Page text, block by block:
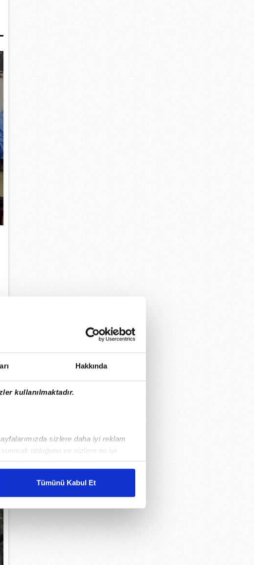
Hakkında
kullanılmaktadır.
sizlere daha iyi reklam
olduğunu ve sizlere en iyi
maliyetlerimizi karşılamak
reklamlar gösterilmeyecektir."
ait çerezler kullanılmaktadır. Bu
hizmetlerinin sunulması
ve sizlere yönelik
kullanılacaktır.
Tümünü Kabul Et